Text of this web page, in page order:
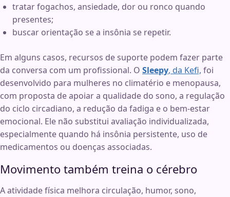
tratar fogachos, ansiedade, dor ou ronco quando
presentes;
buscar orientação se a insônia se repetir.
Em alguns casos, recursos de suporte podem fazer parte
da conversa com um profissional. O Sleepy, da Kefi, foi
desenvolvido para mulheres no climatério e menopausa,
com proposta de apoiar a qualidade do sono, a regulação
do ciclo circadiano, a redução da fadiga e o bem-estar
emocional. Ele não substitui avaliação individualizada,
especialmente quando há insônia persistente, uso de
medicamentos ou doenças associadas.
Movimento também treina o cérebro
A atividade física melhora circulação, humor, sono,